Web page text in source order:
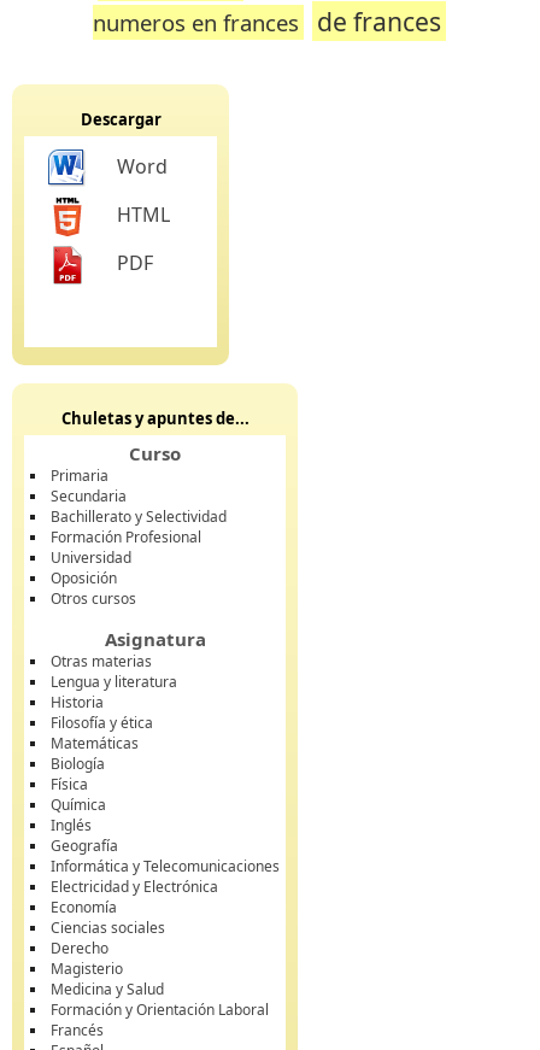
numeros en frances
de frances
Descargar
Word
HTML
PDF
Chuletas y apuntes de...
Curso
Primaria
Secundaria
Bachillerato y Selectividad
Formación Profesional
Universidad
Oposición
Otros cursos
Asignatura
Otras materias
Lengua y literatura
Historia
Filosofía y ética
Matemáticas
Biología
Física
Química
Inglés
Geografía
Informática y Telecomunicaciones
Electricidad y Electrónica
Economía
Ciencias sociales
Derecho
Magisterio
Medicina y Salud
Formación y Orientación Laboral
Francés